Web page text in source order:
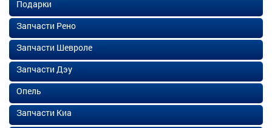
Подарки
Запчасти Рено
Запчасти Шевроле
Запчасти Дэу
Опель
Запчасти Киа